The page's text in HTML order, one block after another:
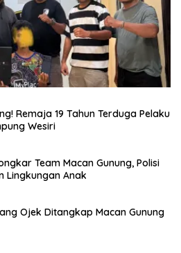
Remaja 19 Tahun Terduga Pelaku
Wesiri
Team Macan Gunung, Polisi
Lingkungan Anak
Ojek Ditangkap Macan Gunung